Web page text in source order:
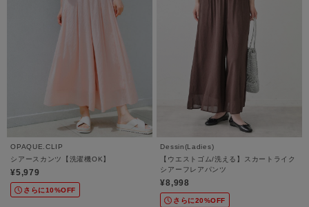
OPAQUE.CLIP
シアースカンツ【洗濯機OK】
¥5,979
さらに10%OFF
Dessin(Ladies)
【ウエストゴム/洗える】スカートライク
シアーフレアパンツ
¥8,998
さらに20%OFF